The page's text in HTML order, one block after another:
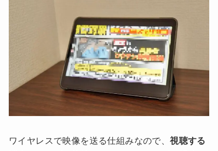
ワイヤレスで映像を送る仕組みなので、視聴する